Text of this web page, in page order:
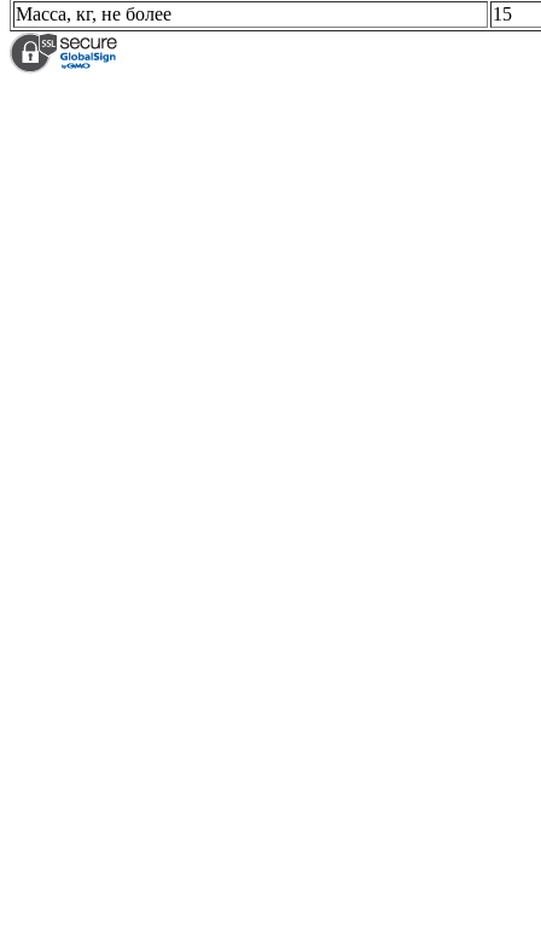
Масса, кг, не более 15